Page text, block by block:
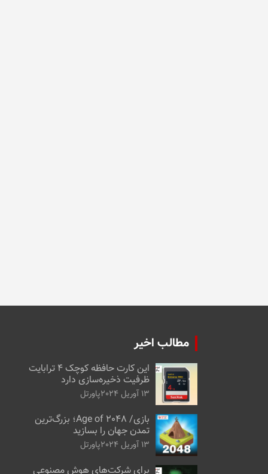
مطالب اخیر
این کارت حافظه کوچک ۴ ترابایت
ظرفیت ذخیره‌سازی دارد
13 آوریل 2024 پاورتل
بازی/ Age of 2048؛ بزرگ‌ترین
تمدن جهان را بسازید
13 آوریل 2024 پاورتل
برای شرکت‌های هوش مصنوعی